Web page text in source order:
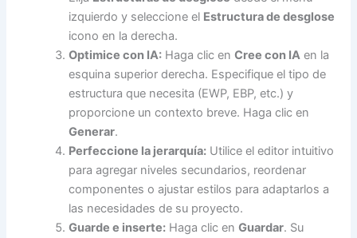
izquierdo y seleccione el Estructura de desglose
icono en la derecha.
Optimice con IA: Haga clic enCree con IA en la
esquina superior derecha. Especifique el tipo de
estructura que necesita (EWP, EBP, etc.) y
proporcione un contexto breve. Haga clic en
Generar.
Perfeccione la jerarquía: Utilice el editor intuitivo
para agregar niveles secundarios, reordenar
componentes o ajustar estilos para adaptarlos a
las necesidades de su proyecto.
Guarde e inserte: Haga clic enGuardar. Su